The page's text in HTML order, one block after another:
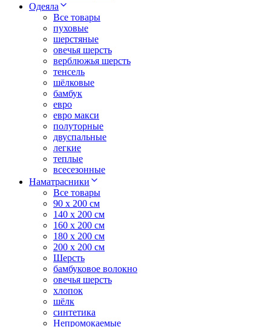
Одеяла
Все товары
пуховые
шерстяные
овечья шерсть
верблюжья шерсть
тенсель
шёлковые
бамбук
евро
евро макси
полуторные
двуспальные
легкие
теплые
всесезонные
Наматрасники
Все товары
90 x 200 см
140 x 200 см
160 x 200 см
180 x 200 см
200 x 200 см
Шерсть
бамбуковое волокно
овечья шерсть
хлопок
шёлк
синтетика
Непромокаемые